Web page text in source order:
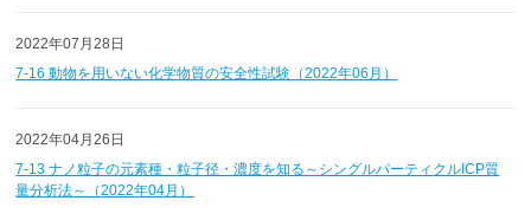
2022年07月28日
7-16 動物を用いない化学物質の安全性試験（2022年06月）
2022年04月26日
7-13 ナノ粒子の元素種・粒子径・濃度を知る～シングルパーティクルICP質
量分析法～（2022年04月）